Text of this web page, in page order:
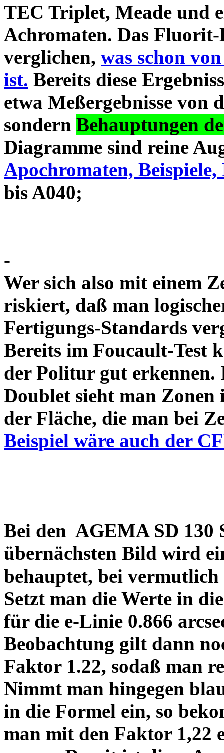
TEC Triplet, Meade und
Achromaten. Das
verglichen, was schon
ist. Bereits diese
etwa Meßergebnisse von
sondern Behauptungen
Diagramme sind reine
Apochromaten, Beispiele,
bis A040;
-
Wer sich also mit einem
riskiert, daß man
Fertigungs-Standards
Bereits im Foucault-Test
der Politur gut
Doublet sieht man Zonen
der Fläche, die man bei
Beispiel wäre auch der
Bei den AGEMA SD 130
übernächsten Bild wird
behauptet, bei vermutlich
Setzt man die Werte in
für die e-Linie 0.866
Beobachtung gilt dann
Faktor 1.22, sodaß man
Nimmt man hingegen
in die Formel ein, so
man mit den Faktor 1,22